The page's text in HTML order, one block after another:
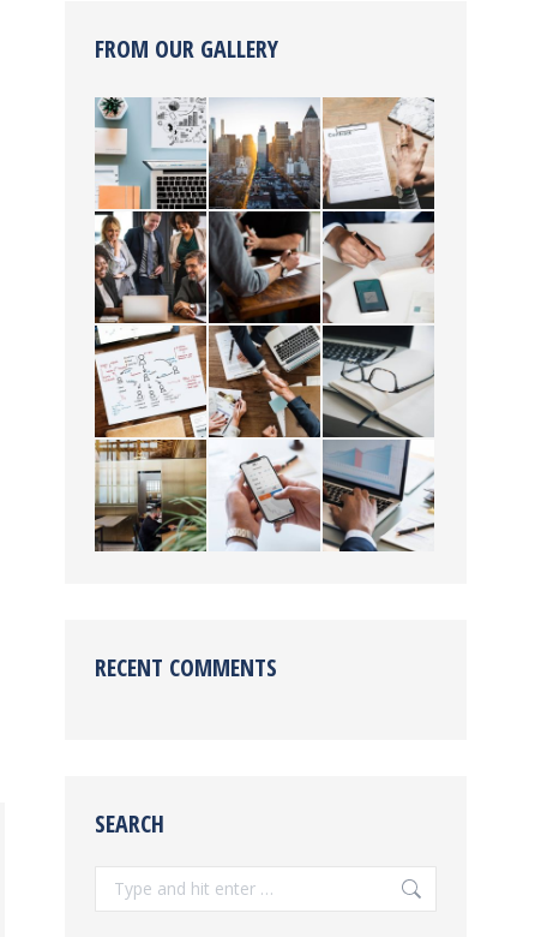
FROM OUR GALLERY
RECENT COMMENTS
SEARCH
Search: